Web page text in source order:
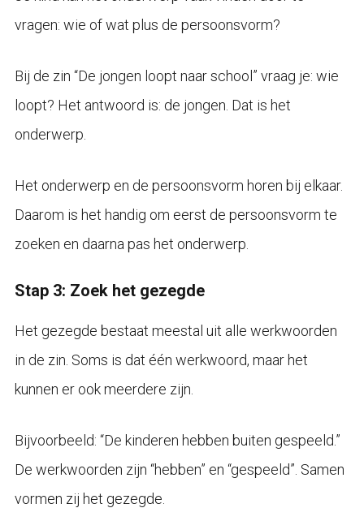
vragen: wie of wat plus de persoonsvorm?
Bij de zin “De jongen loopt naar school” vraag je: wie
loopt? Het antwoord is: de jongen. Dat is het
onderwerp.
Het onderwerp en de persoonsvorm horen bij elkaar.
Daarom is het handig om eerst de persoonsvorm te
zoeken en daarna pas het onderwerp.
Stap 3: Zoek het gezegde
Het gezegde bestaat meestal uit alle werkwoorden
in de zin. Soms is dat één werkwoord, maar het
kunnen er ook meerdere zijn.
Bijvoorbeeld: “De kinderen hebben buiten gespeeld.”
De werkwoorden zijn “hebben” en “gespeeld”. Samen
vormen zij het gezegde.